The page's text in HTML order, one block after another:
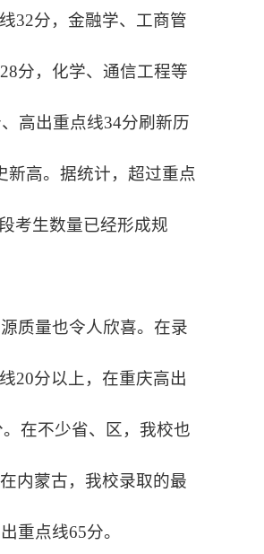
32分，金融学、工商管
分，化学、通信工程等
高出重点线34分刷新历
新高。据统计，超过重点
考生数量已经形成规
质量也令人欣喜。在录
20分以上，在重庆高出
在不少省、区，我校也
内蒙古，我校录取的最
重点线65分。